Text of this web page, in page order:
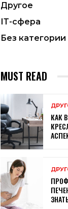
Другое
ІТ-сфера
Без категории
MUST READ
КАК